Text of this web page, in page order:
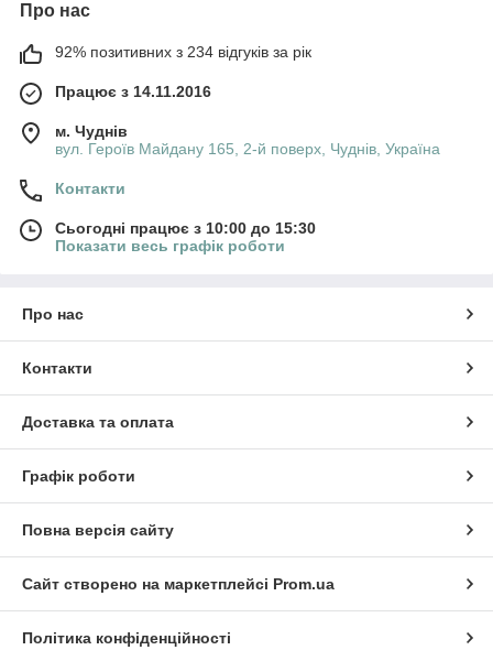
Про нас
92% позитивних з 234 відгуків за рік
Працює з 14.11.2016
м. Чуднів
вул. Героїв Майдану 165, 2-й поверх, Чуднів, Україна
Контакти
Сьогодні працює з 10:00 до 15:30
Показати весь графік роботи
Про нас
Контакти
Доставка та оплата
Графік роботи
Повна версія сайту
Сайт створено на маркетплейсі Prom.ua
Політика конфіденційності